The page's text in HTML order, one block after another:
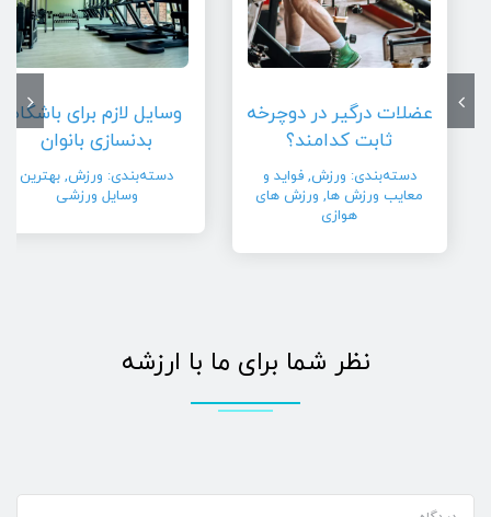
عضلات درگیر در دوچرخه
ثابت کدامند؟
دسته‌بندی: ورزش,فواید و
معایب ورزش ها, ورزش های
هوازی
وسایل لازم برای باشگاه
بدنسازی بانوان
دسته‌بندی: ورزش, بهترین
وسایل ورزشی
نظر شما برای ما با ارزشه
دیدگاه